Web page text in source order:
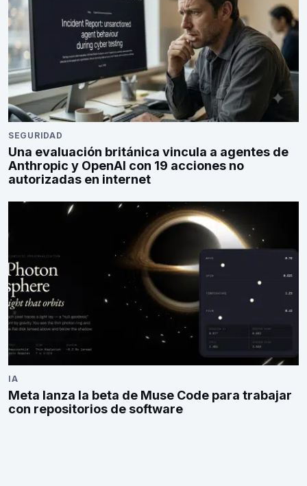
SEGURIDAD
Una evaluación británica vincula a agentes de
Anthropic y OpenAI con 19 acciones no
autorizadas en internet
IA
Meta lanza la beta de Muse Code para trabajar
con repositorios de software